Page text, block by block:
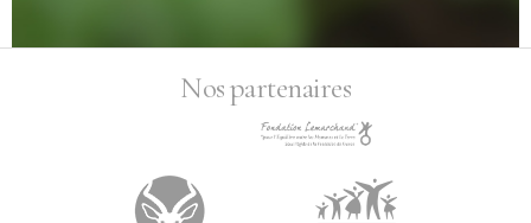
Nos partenaires